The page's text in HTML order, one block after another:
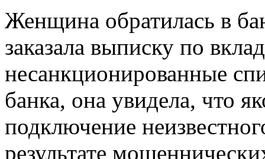
Женщина обратилась в
заказала выписку по
несанкционированные
банка, она увидела, что
подключение
результате